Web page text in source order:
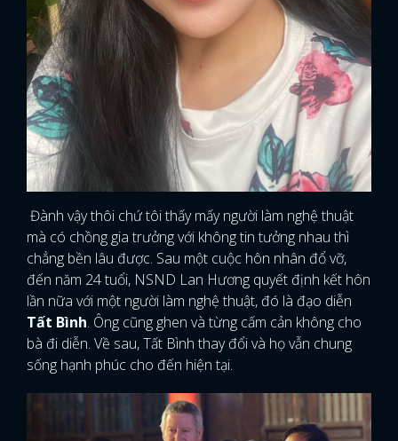
Đành vậy thôi chứ tôi thấy mấy người làm nghệ thuật
mà có chồng gia trưởng với không tin tưởng nhau thì
chẳng bền lâu được. Sau một cuộc hôn nhân đổ vỡ,
đến năm 24 tuổi, NSND Lan Hương quyết định kết hôn
lần nữa với một người làm nghệ thuật, đó là đạo diễn
Tất Bình. Ông cũng ghen và từng cấm cản không cho
bà đi diễn. Về sau, Tất Bình thay đổi và họ vẫn chung
sống hạnh phúc cho đến hiện tại.